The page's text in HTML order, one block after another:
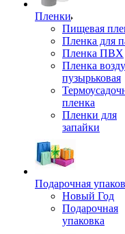
Пленки
Пищевая
Пленка для
Пленка ПВХ
Пленка
пузырьковая
пленка
Пленки для
запайки
Подарочная
Новый Год
Подарочная
упаковка